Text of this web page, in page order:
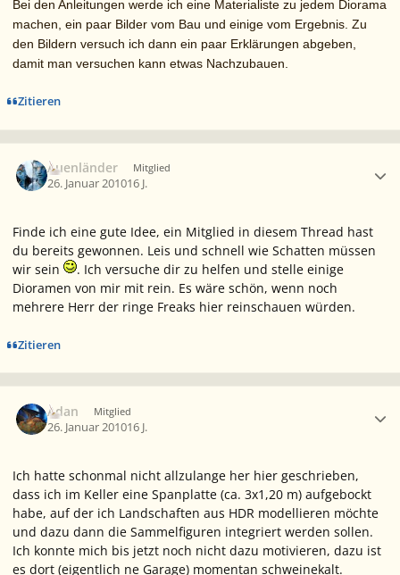
Bei den Anleitungen werde ich eine Materialiste zu jedem Diorama
machen, ein paar Bilder vom Bau und einige vom Ergebnis. Zu
den Bildern versuch ich dann ein paar Erklärungen abgeben,
damit man versuchen kann etwas Nachzubauen.
Zitieren
Auenländer Mitglied
26. Januar 201016 J.
Finde ich eine gute Idee, ein Mitglied in diesem Thread hast
du bereits gewonnen. Leis und schnell wie Schatten müssen
wir sein
. Ich versuche dir zu helfen und stelle einige
Dioramen von mir mit rein. Es wäre schön, wenn noch
mehrere Herr der ringe Freaks hier reinschauen würden.
Zitieren
Adan Mitglied
26. Januar 201016 J.
Ich hatte schonmal nicht allzulange her hier geschrieben,
dass ich im Keller eine Spanplatte (ca. 3x1,20 m) aufgebockt
habe, auf der ich Landschaften aus HDR modellieren möchte
und dazu dann die Sammelfiguren integriert werden sollen.
Ich konnte mich bis jetzt noch nicht dazu motivieren, dazu ist
es dort (eigentlich ne Garage) momentan schweinekalt.